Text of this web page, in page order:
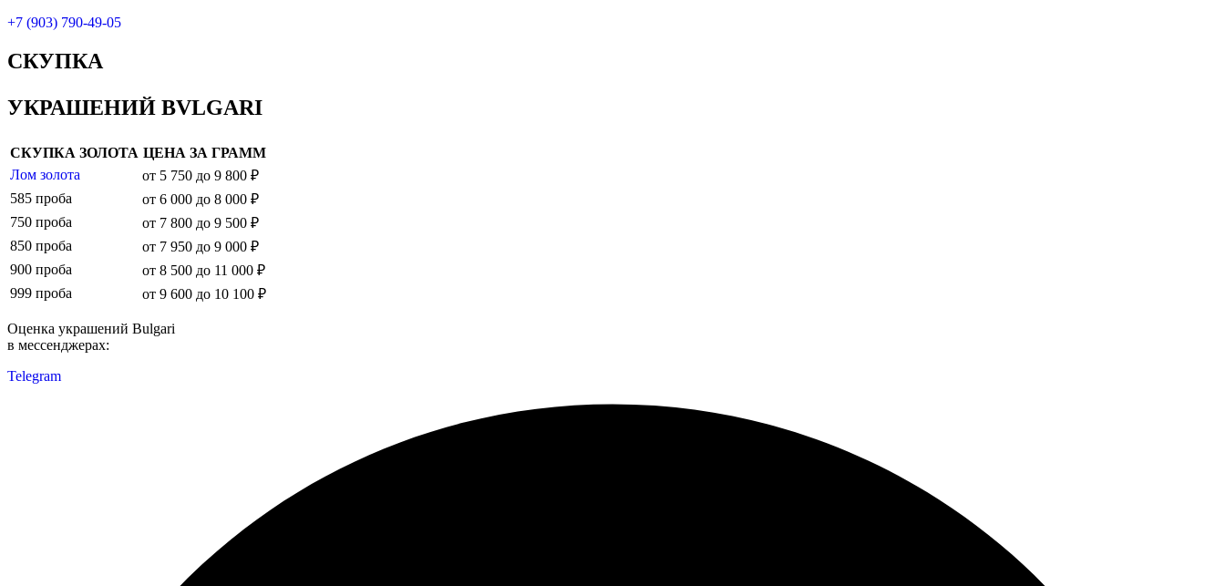
+7 (903) 790-49-05
СКУПКА
УКРАШЕНИЙ BVLGARI
СКУПКА ЗОЛОТА ЦЕНА ЗА ГРАММ
Лом золота
от 5 750 до 9 800 ₽
585 проба
от 6 000 до 8 000 ₽
750 проба
от 7 800 до 9 500 ₽
850 проба
от 7 950 до 9 000 ₽
900 проба
от 8 500 до 11 000 ₽
999 проба
от 9 600 до 10 100 ₽
Оценка украшений Bulgari
в мессенджерах:
Telegram